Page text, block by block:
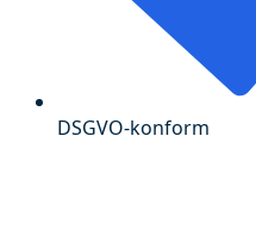
DSGVO-konform